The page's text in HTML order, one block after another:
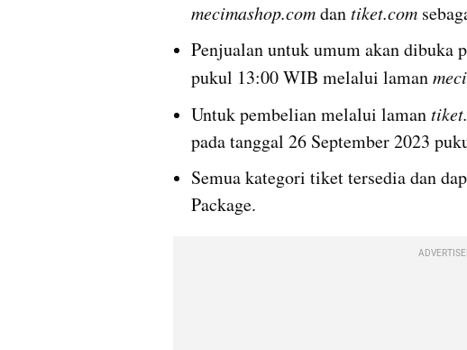
mecimashop.com dan tiket.com
Penjualan untuk umum akan dibuka
pukul 13:00 WIB melalui laman
Untuk pembelian melalui laman
pada tanggal 26 September 2023
Semua kategori tiket tersedia dan
Package.